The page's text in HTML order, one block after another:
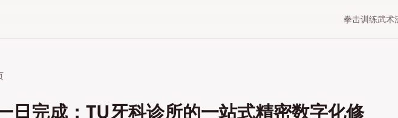
拳击训练武术
日完成：TU牙科诊所的一站式精密数字化修